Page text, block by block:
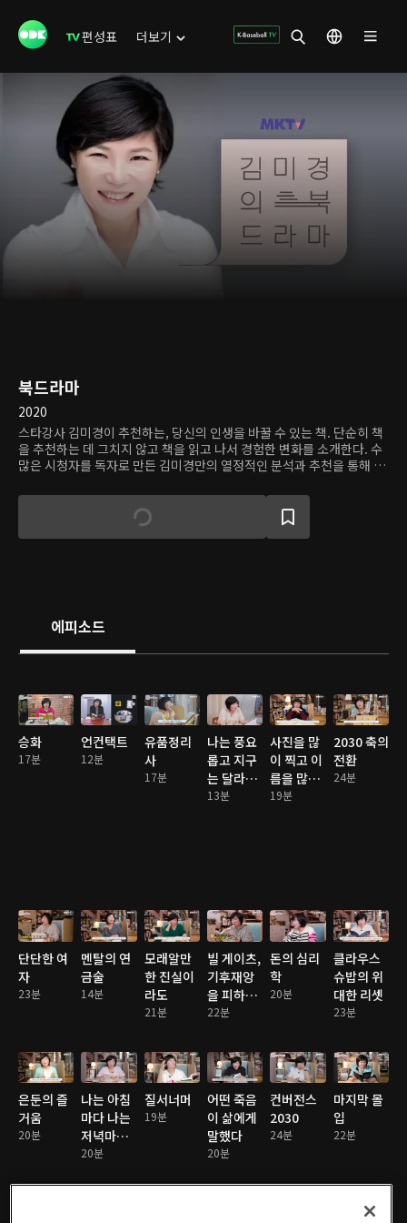
편성표 더보기
북드라마
2020
스타강사 김미경이 추천하는, 당신의 인생을 바꿀 수 있는 책. 단순히 책
을 추천하는 데 그치지 않고 책을 읽고 나서 경험한 변화를 소개한다. 수
많은 시청자를 독자로 만든 김미경만의 열정적인 분석과 추천을 통해 좋
에피소드
승화
17분
언컨택트
12분
유품정리
사
17분
나는 풍요
롭고 지구
는 달라졌
다
13분
사진을 많
이 찍고 이
름을 많이
불러줘
19분
2030 축의
전환
24분
단단한 여
자
23분
멘탈의 연
금술
14분
모래알만
한 진실이
라도
21분
빌 게이츠,
기후재앙
을 피하는
법
22분
돈의 심리
학
20분
클라우스
슈밥의 위
대한 리셋
23분
은둔의 즐
거움
20분
나는 아침
마다 나는
저녁마다
(최종)
20분
질서너머
19분
어떤 죽음
이 삶에게
말했다
20분
컨버전스
2030
24분
마지막 몰
입
22분